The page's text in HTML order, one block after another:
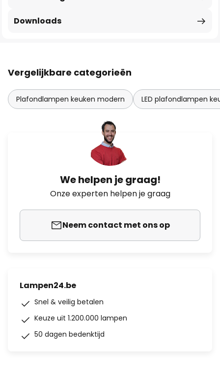
Downloads
Vergelijkbare categorieën
Plafondlampen keuken modern LED plafondlampen
We helpen je graag!
Onze experten helpen je graag
Neem contact met ons op
Lampen24.be
Snel & veilig betalen
Keuze uit 1.200.000 lampen
50 dagen bedenktijd